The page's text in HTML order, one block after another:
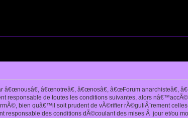
â€œnotreâ€, â€œnosâ€, â€œForum
responsable de toutes les conditions suivantes, alors
bien quâ€™il soit prudent de vÃ©rifier rÃ©guliÃ¨rement
responsable des conditions dÃ©coulant des mises Ã jour et/ou